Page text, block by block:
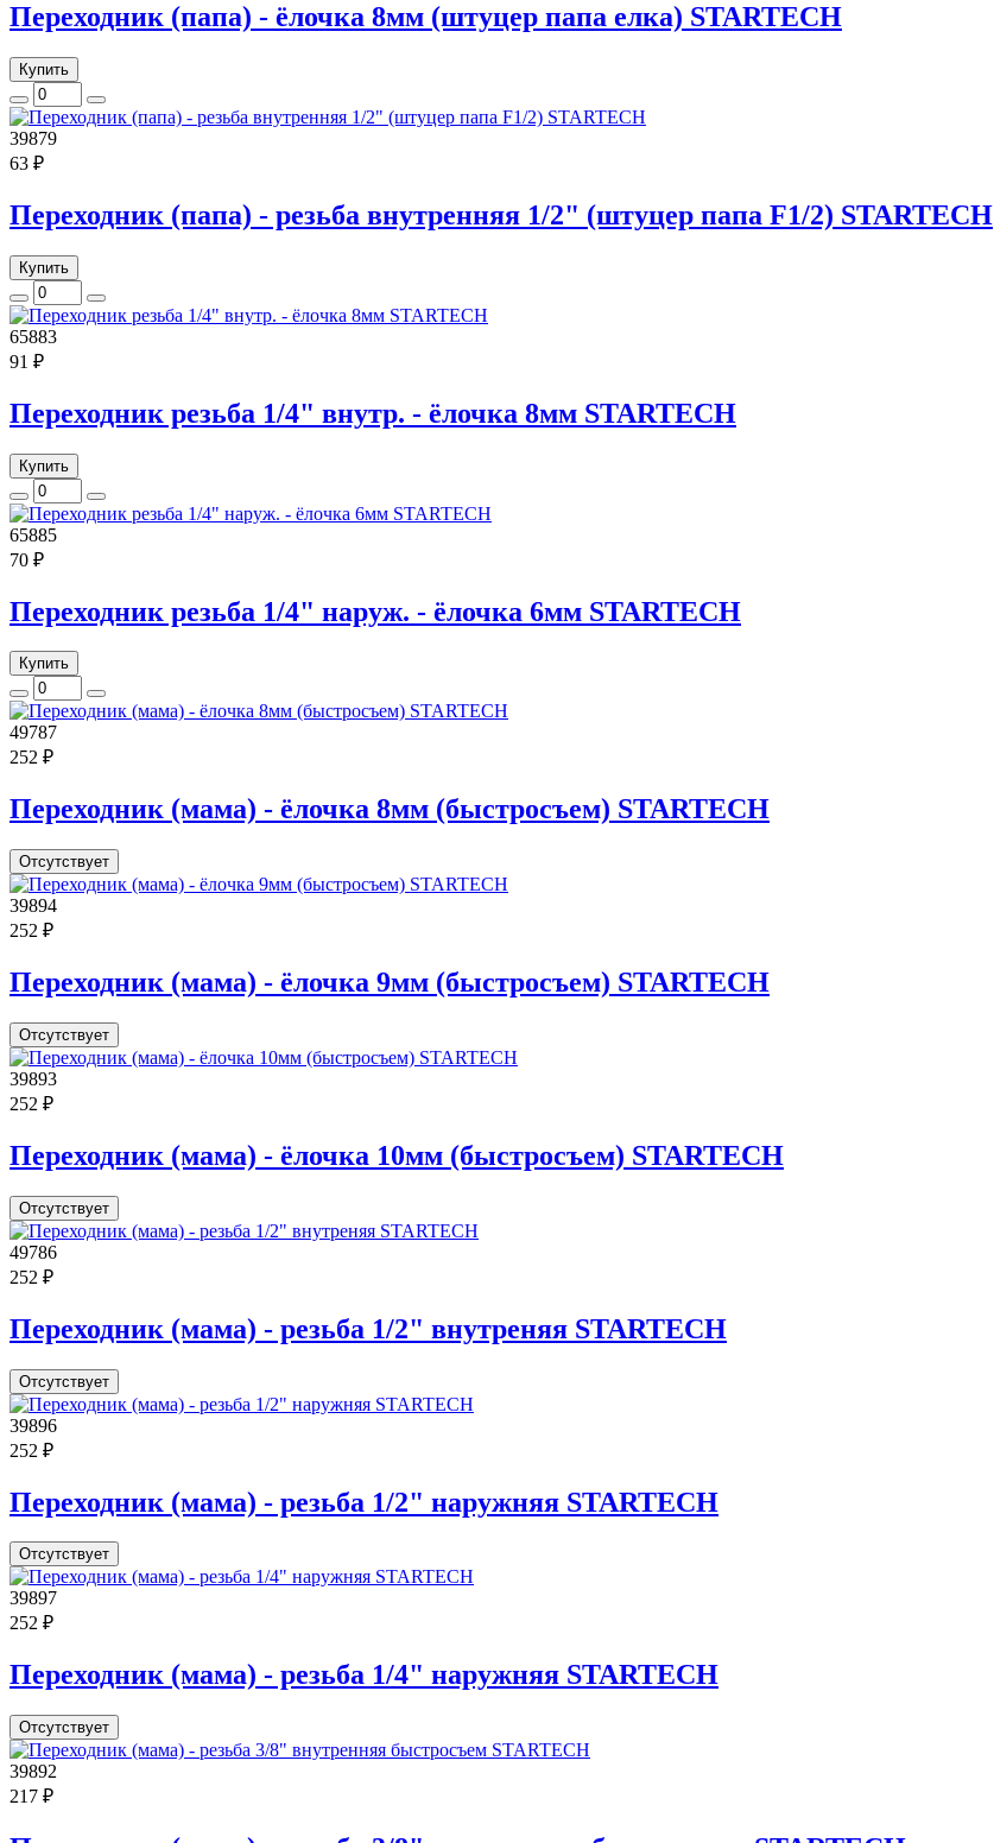
Переходник (папа) - ёлочка 8мм (штуцер папа елка) STARTECH
Купить
39879
63 ₽
Переходник (папа) - резьба внутренняя 1/2" (штуцер папа F1/2) STARTECH
Купить
65883
91 ₽
Переходник резьба 1/4" внутр. - ёлочка 8мм STARTECH
Купить
65885
70 ₽
Переходник резьба 1/4" наруж. - ёлочка 6мм STARTECH
Купить
49787
252 ₽
Переходник (мама) - ёлочка 8мм (быстросъем) STARTECH
Отсутствует
39894
252 ₽
Переходник (мама) - ёлочка 9мм (быстросъем) STARTECH
Отсутствует
39893
252 ₽
Переходник (мама) - ёлочка 10мм (быстросъем) STARTECH
Отсутствует
49786
252 ₽
Переходник (мама) - резьба 1/2" внутреняя STARTECH
Отсутствует
39896
252 ₽
Переходник (мама) - резьба 1/2" наружняя STARTECH
Отсутствует
39897
252 ₽
Переходник (мама) - резьба 1/4" наружняя STARTECH
Отсутствует
39892
217 ₽